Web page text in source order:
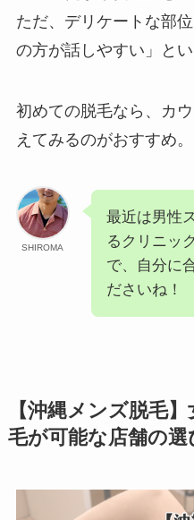
ただ、デリケートな部
の方が話しやすい」とい
初めての脱毛なら、カ
えてみるのがおすすめ。
SHIROMA
最近は男性
るクリニッ
で、自分に
ださいね！
【沖縄メンズ脱毛
毛が可能な店舗の選